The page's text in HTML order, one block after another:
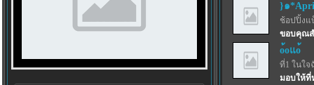
}๑
ช้อปปิ้งแ
ขอบคุณส
o้oแo้
ที่1 ในใจ
มอบให้ที่